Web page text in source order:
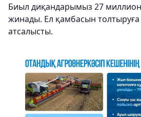
Биыл диқандарымыз 27
жинады. Ел қамбасын
атсалысты.